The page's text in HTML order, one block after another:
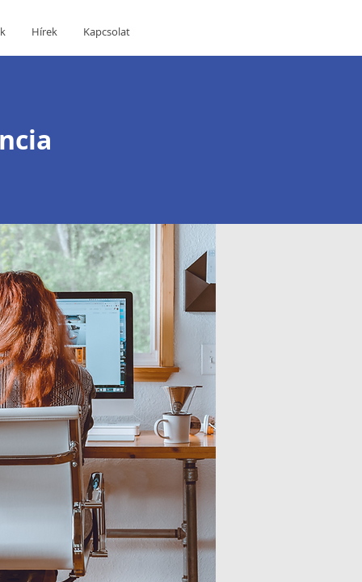
Hírek Kapcsolat